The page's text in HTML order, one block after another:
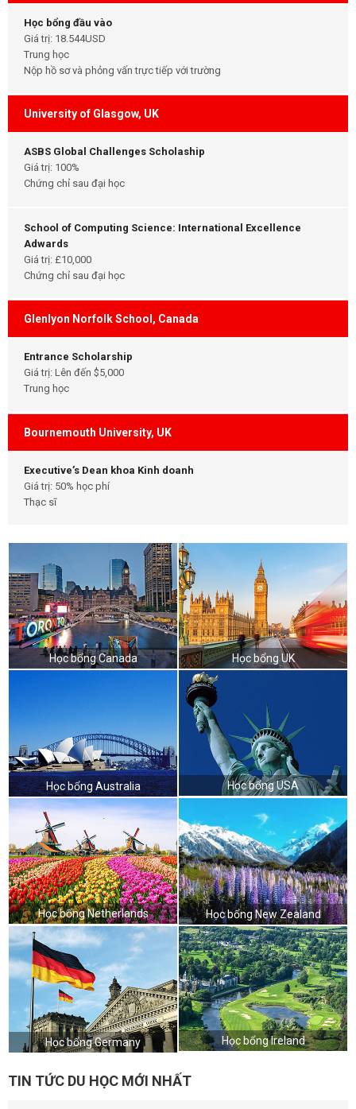
Học bổng đầu vào
Giá trị: 18.544USD
Trung học
Nộp hồ sơ và phỏng vấn trực tiếp với trường
University of Glasgow, UK
ASBS Global Challenges Scholaship
Giá trị: 100%
Chứng chỉ sau đại học
School of Computing Science: International Excellence
Adwards
Giá trị: £10,000
Chứng chỉ sau đại học
Glenlyon Norfolk School, Canada
Entrance Scholarship
Giá trị: Lên đến $5,000
Trung học
Bournemouth University, UK
Executive’s Dean khoa Kinh doanh
Giá trị: 50% học phí
Thạc sĩ
Học bổng Canada Học bổng UK
Học bổng Australia Học bổng USA
Học bổng Netherlands Học bổng New Zealand
Học bổng Germany Học bổng Ireland
TIN TỨC DU HỌC MỚI NHẤT